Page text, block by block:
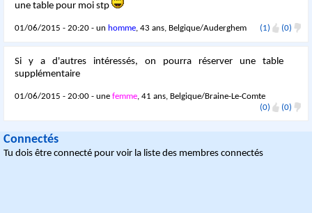
une table pour moi stp
01/06/2015 - 20:20 - un homme, 43 ans, Belgique/Auderghem (1) (0)
Si y a d'autres intéressés, on pourra réserver une table
supplémentaire
01/06/2015 - 20:00 - unefemme, 41 ans, Belgique/Braine-Le-Comte
(0)
(0)
Connectés
Tu dois être connecté pour voir la liste des membres connectés